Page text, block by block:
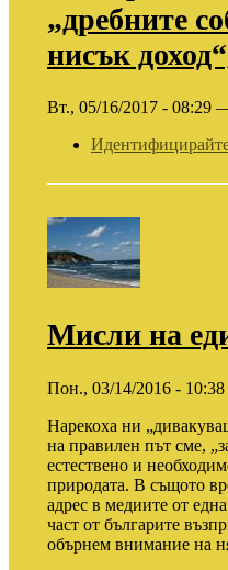
„дребните
нисък
Вт., 05/16/2017 - 08:29
Мисли на
Пон., 03/14/2016 -
Нарекоха ни
на правилен път сме,
естествено и
природата. В същото
адрес в медиите от
част от българите
обърнем внимание на